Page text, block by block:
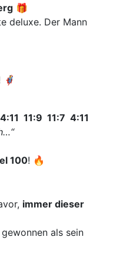
🎁
deluxe. Der Mann
11:9 11:7 4:11
100! 🔥
immer dieser
als sein